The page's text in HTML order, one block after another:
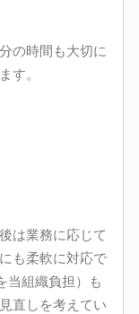
の時間も大切に
す。
は業務に応じて
も柔軟に対応で
当組織負担）も
直しを考えてい